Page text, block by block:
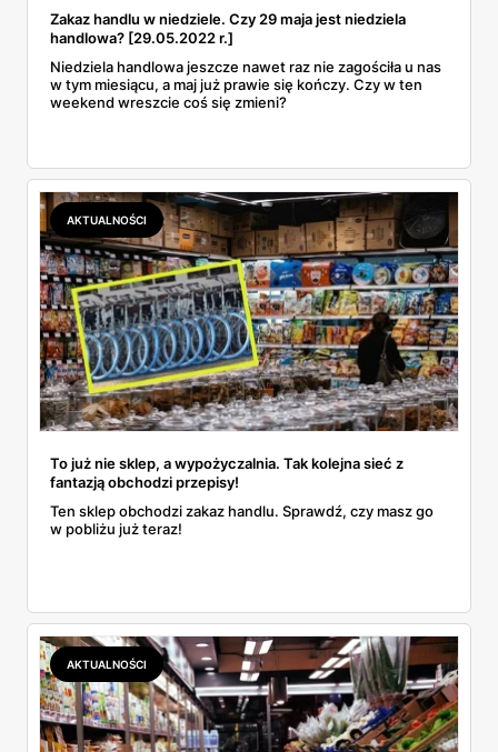
Zakaz handlu w niedziele. Czy 29 maja jest niedziela
handlowa? [29.05.2022 r.]
Niedziela handlowa jeszcze nawet raz nie zagościła u nas
w tym miesiącu, a maj już prawie się kończy. Czy w ten
weekend wreszcie coś się zmieni?
AKTUALNOŚCI
To już nie sklep, a wypożyczalnia. Tak kolejna sieć z
fantazją obchodzi przepisy!
Ten sklep obchodzi zakaz handlu. Sprawdź, czy masz go
w pobliżu już teraz!
AKTUALNOŚCI